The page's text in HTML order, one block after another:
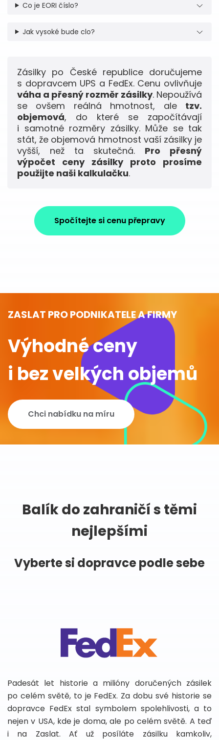
Co je EORI číslo?
Jak vysoké bude clo?
Zásilky po České republice doručujeme
s dopravcem UPS a FedEx. Cenu ovlivňuje
váha a přesný rozměr zásilky. Nepoužívá
se ovšem reálná hmotnost, ale tzv.
objemová, do které se započítávají
i samotné rozměry zásilky. Může se tak
stát, že objemová hmotnost vaší zásilky je
vyšší, než ta skutečná. Pro přesný
výpočet ceny zásilky proto prosíme
použijte naši kalkulačku.
Spočítejte si cenu přepravy
ZASLAT PRO PODNIKATELE A FIRMY
Výhodné ceny
i bez velkých objemů
Chci nabídku na míru
Balík do zahraničí s těmi
nejlepšími
Vyberte si dopravce podle sebe
Padesát let historie a milióny doručených zásilek
po celém světě, to je FedEx. Za dobu své historie se
dopravce FedEx stal symbolem spolehlivosti, a to
nejen v USA, kde je doma, ale po celém světě. A teď
i na Zaslat. Ať už posíláte zásilku kamkoliv,